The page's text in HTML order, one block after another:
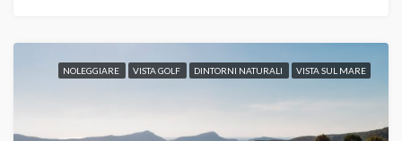
NOLEGGIARE VISTA GOLF DINTORNI NATURALI VISTA SUL MARE